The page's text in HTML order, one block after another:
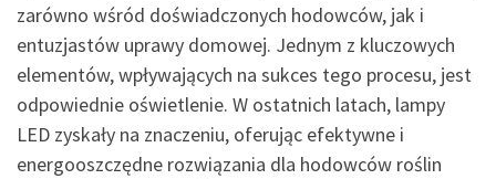
zarówno wśród doświadczonych hodowców, jak i
entuzjastów uprawy domowej. Jednym z kluczowych
elementów, wpływających na sukces tego procesu, jest
odpowiednie oświetlenie. W ostatnich latach, lampy
LED zyskały na znaczeniu, oferując efektywne i
energooszczędne rozwiązania dla hodowców roślin